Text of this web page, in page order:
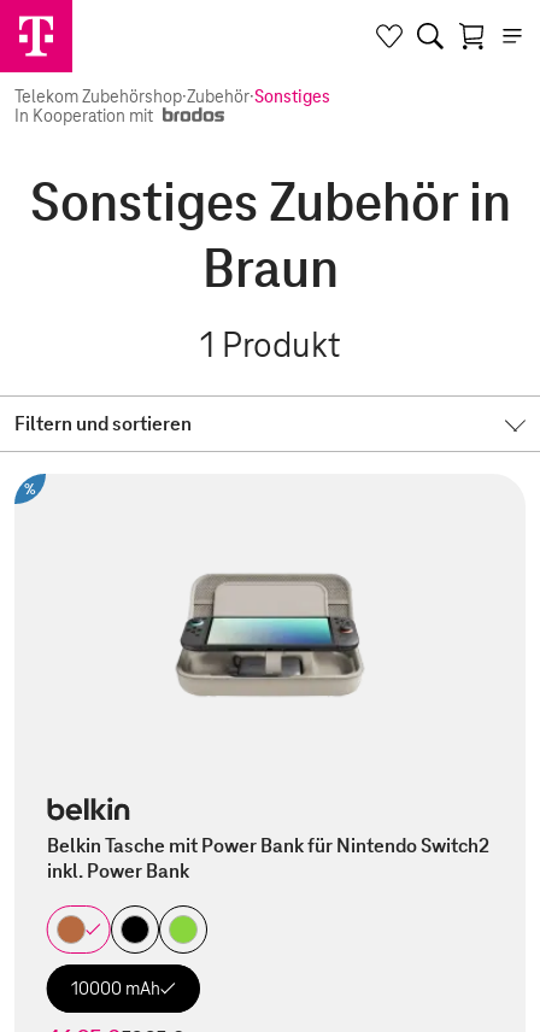
Telekom Zubehörshop·Zubehör·Sonstiges
In Kooperation mit
Sonstiges Zubehör in
Braun
1 Produkt
Filtern und sortieren
%
Belkin Tasche mit Power Bank für Nintendo Switch2
inkl. Power Bank
10000 mAh